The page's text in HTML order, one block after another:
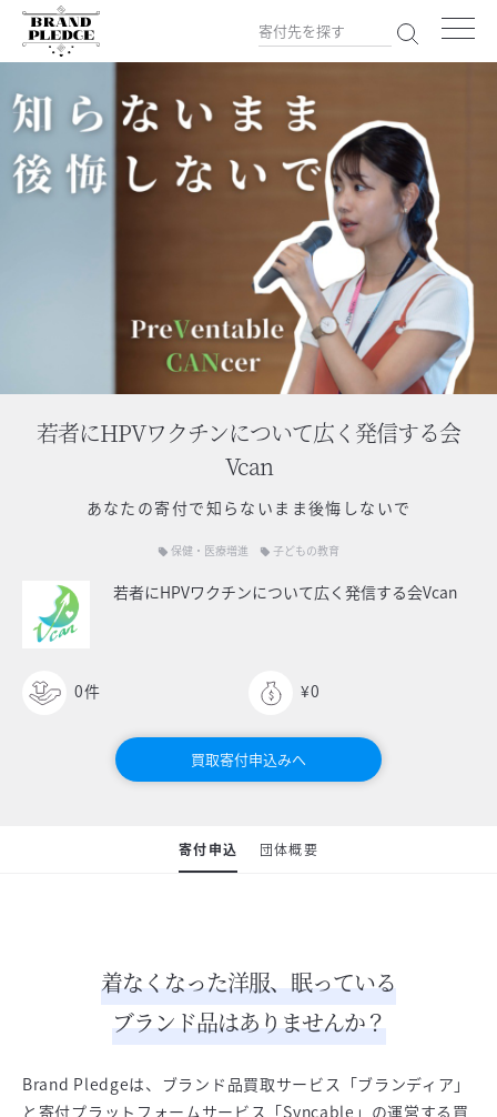
若者にHPVワクチンについて広く発信する会
Vcan
あなたの寄付で知らないまま後悔しないで
local_offer 保健・医療増進 local_offer 子どもの教育
若者にHPVワクチンについて広く発信する会Vcan
0件 ¥0
買取寄付申込みへ
寄付申込 団体概要
着なくなった洋服、眠っている
ブランド品はありませんか？
Brand Pledgeは、ブランド品買取サービス「ブランディア」
と寄付プラットフォームサービス「Syncable」の運営する買